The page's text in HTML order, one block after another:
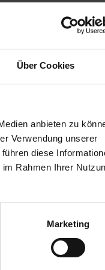
Über Cookies
anbieten zu
Verwendung unserer
diese
Rahmen Ihrer
Marketing
auf dem
für
der Fenster
Pearl, WAREMA